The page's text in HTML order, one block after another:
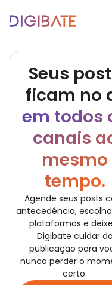
Recurso
Seus
ficam no
em todos
canais
mesmo
tempo.
Agende seus posts
antecedência,
plataformas e
Digibate cuidar da
publicação para
nunca perder o
certo.